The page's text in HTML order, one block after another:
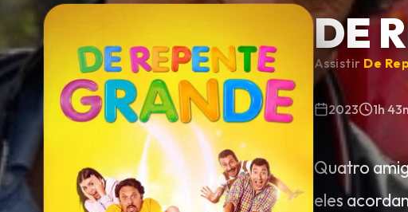
Pesquisar
DE
Assistir De
2023 1h
Quatro
eles